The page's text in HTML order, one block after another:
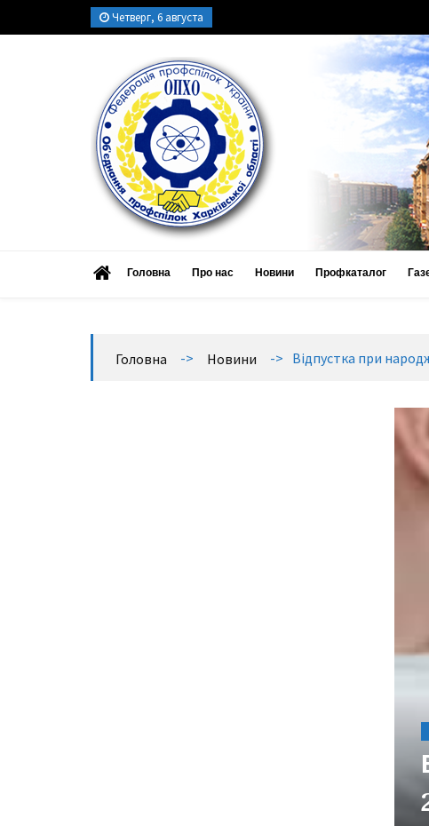
Четверг, 6 августа
Об’єднання профспілок Харківської області
Головна
Про нас Новини Профкаталог
Головна -> Новини -> Відпустка при